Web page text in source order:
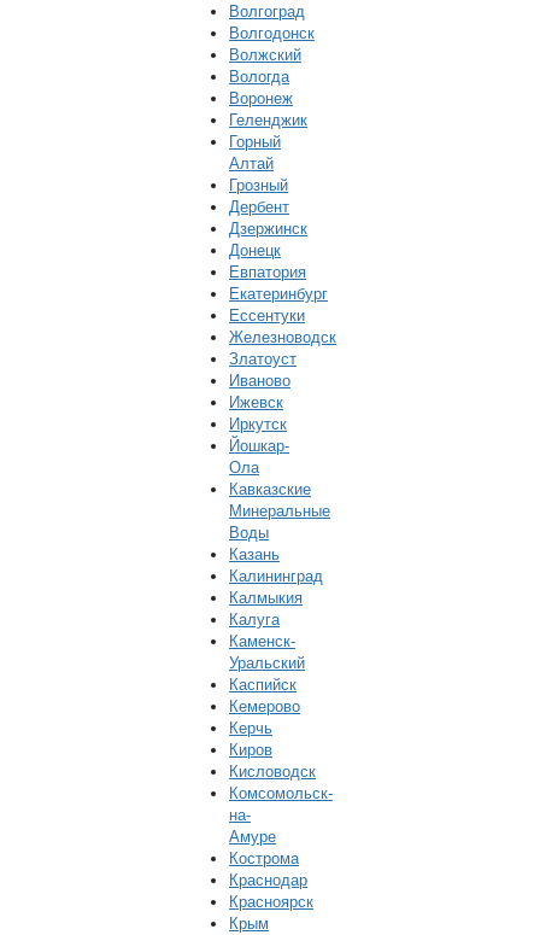
Волгоград
Волгодонск
Волжский
Вологда
Воронеж
Геленджик
Горный
Алтай
Грозный
Дербент
Дзержинск
Донецк
Евпатория
Екатеринбург
Ессентуки
Железноводск
Златоуст
Иваново
Ижевск
Иркутск
Йошкар-
Ола
Кавказские
Минеральные
Воды
Казань
Калининград
Калмыкия
Калуга
Каменск-
Уральский
Каспийск
Кемерово
Керчь
Киров
Кисловодск
Комсомольск-
на-
Амуре
Кострома
Краснодар
Красноярск
Крым